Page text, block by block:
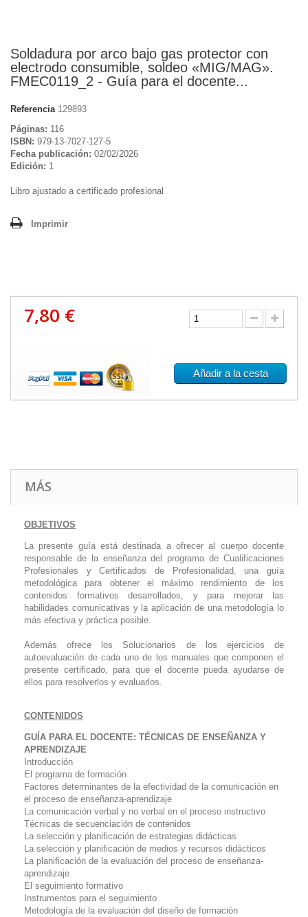
Soldadura por arco bajo gas protector con
electrodo consumible, soldeo «MIG/MAG».
FMEC0119_2 - Guía para el docente...
Referencia 129893
Páginas: 116
ISBN: 979-13-7027-127-5
Fecha publicación: 02/02/2026
Edición: 1
Libro ajustado a certificado profesional
Imprimir
7,80 €
Añadir a la cesta
MÁS
OBJETIVOS
La presente guía está destinada a ofrecer al cuerpo docente
responsable de la enseñanza del programa de Cualificaciones
Profesionales y Certificados de Profesionalidad, una guía
metodológica para obtener el máximo rendimiento de los
contenidos formativos desarrollados, y para mejorar las
habilidades comunicativas y la aplicación de una metodología lo
más efectiva y práctica posible.
Además ofrece los Solucionarios de los ejercicios de
autoevaluación de cada uno de los manuales que componen el
presente certificado, para que el docente pueda ayudarse de
ellos para resolverlos y evaluarlos.
CONTENIDOS
GUÍA PARA EL DOCENTE: TÉCNICAS DE ENSEÑANZA Y
APRENDIZAJE
Introducción
El programa de formación
Factores determinantes de la efectividad de la comunicación en
el proceso de enseñanza-aprendizaje
La comunicación verbal y no verbal en el proceso instructivo
Técnicas de secuenciación de contenidos
La selección y planificación de estrategias didácticas
La selección y planificación de medios y recursos didácticos
La planificación de la evaluación del proceso de enseñanza-
aprendizaje
El seguimiento formativo
Instrumentos para el seguimiento
Metodología de la evaluación del diseño de formación